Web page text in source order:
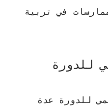
في تربية
للدورة
للدورة عدة